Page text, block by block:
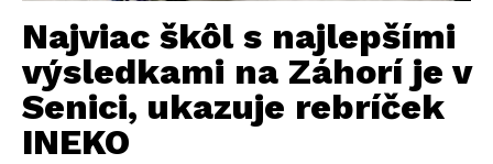
Najviac škôl s najlepšími
výsledkami na Záhorí je v
Senici, ukazuje rebríček
INEKO